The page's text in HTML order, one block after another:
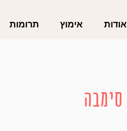
אודות אימוץ תרומות
סימבה